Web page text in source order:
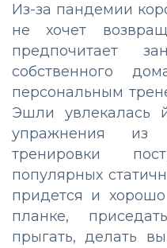
Из-за пандемии
не хочет
предпочитает
собственного
персональным
Эшли увлекалась
упражнения из
тренировки
популярных
придется и хорошо
планке,
прыгать, делать